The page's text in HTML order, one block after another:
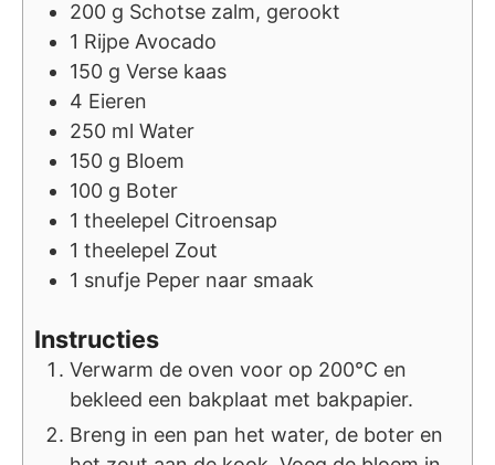
200 g Schotse zalm, gerookt
1 Rijpe Avocado
150 g Verse kaas
4 Eieren
250 ml Water
150 g Bloem
100 g Boter
1 theelepel Citroensap
1 theelepel Zout
1 snufje Peper naar smaak
Instructies
Verwarm de oven voor op 200°C en
bekleed een bakplaat met bakpapier.
Breng in een pan het water, de boter en